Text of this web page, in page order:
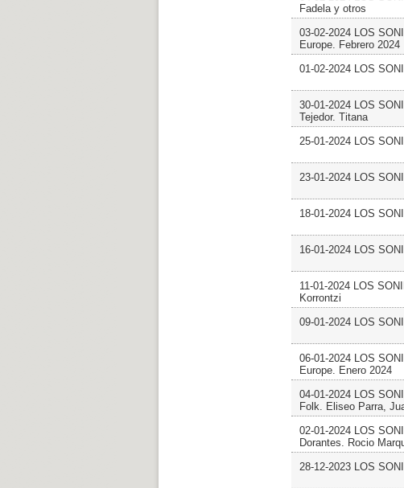
Fadela y otros
03-02-2024 LOS
Europe. Febrero 2024
01-02-2024 LOS
30-01-2024 LOS
Tejedor. Titana
25-01-2024 LOS
23-01-2024 LOS
18-01-2024 LOS
16-01-2024 LOS
11-01-2024 LOS
Korrontzi
09-01-2024 LOS
06-01-2024 LOS
Europe. Enero 2024
04-01-2024 LOS
Folk. Eliseo Parra,
02-01-2024 LOS
Dorantes. Rocio
28-12-2023 LOS